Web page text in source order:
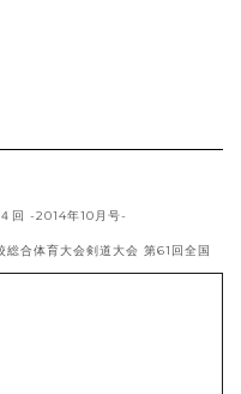
回 -2014年10月号-
総合体育大会剣道大会 第61回全国